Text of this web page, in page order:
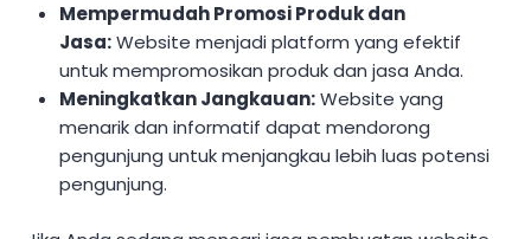
Mempermudah Promosi Produk dan
Jasa:Website menjadi platform yang efektif
untuk mempromosikan produk dan jasa Anda.
Meningkatkan Jangkauan:Website yang
menarik dan informatif dapat mendorong
pengunjung untuk menjangkau lebih luas potensi
pengunjung.